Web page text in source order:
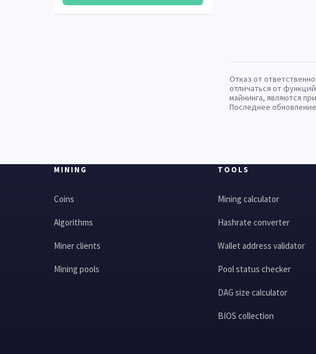
Отказ от
отличаться от
майнинга, являются
Последнее
MINING
Coins
Algorithms
Miner clients
Mining pools
TOOLS
Mining calculator
Hashrate converter
Wallet address validator
Pool status checker
DAG size calculator
BIOS collection